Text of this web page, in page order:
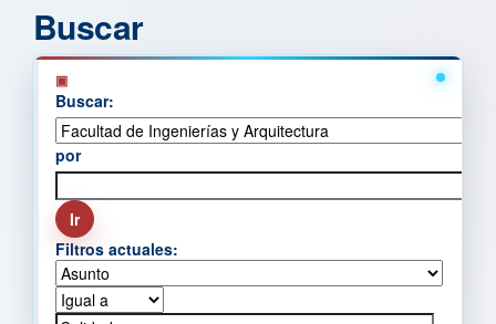
Buscar
Buscar:
por
Filtros actuales: